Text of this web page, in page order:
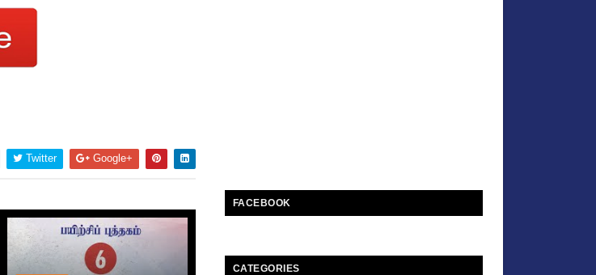
Twitter Google+
FACEBOOK
CATEGORIES